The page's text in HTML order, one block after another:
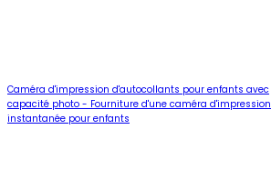
Caméra d'impression d'autocollants pour enfants avec
capacité photo - Fourniture d'une caméra d'impression
instantanée pour enfants